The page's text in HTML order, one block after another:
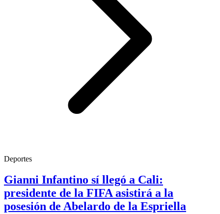
Deportes
Gianni Infantino sí llegó a Cali:
presidente de la FIFA asistirá a la
posesión de Abelardo de la Espriella